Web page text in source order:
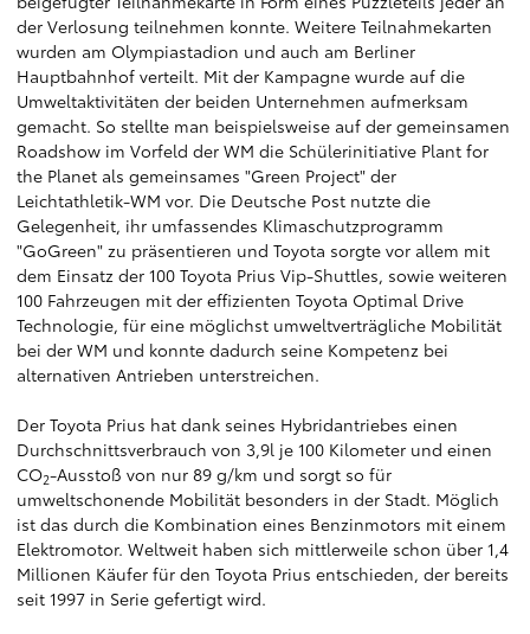
der Verlosung teilnehmen konnte. Weitere Teilnahmekarten
wurden am Olympiastadion und auch am Berliner
Hauptbahnhof verteilt. Mit der Kampagne wurde auf die
Umweltaktivitäten der beiden Unternehmen aufmerksam
gemacht. So stellte man beispielsweise auf der gemeinsamen
Roadshow im Vorfeld der WM die Schülerinitiative Plant for
the Planet als gemeinsames "Green Project" der
Leichtathletik-WM vor. Die Deutsche Post nutzte die
Gelegenheit, ihr umfassendes Klimaschutzprogramm
"GoGreen" zu präsentieren und Toyota sorgte vor allem mit
dem Einsatz der 100 Toyota Prius Vip-Shuttles, sowie weiteren
100 Fahrzeugen mit der effizienten Toyota Optimal Drive
Technologie, für eine möglichst umweltverträgliche Mobilität
bei der WM und konnte dadurch seine Kompetenz bei
alternativen Antrieben unterstreichen.
Der Toyota Prius hat dank seines Hybridantriebes einen
Durchschnittsverbrauch von 3,9l je 100 Kilometer und einen
CO2-Ausstoß von nur 89 g/km und sorgt so für
umweltschonende Mobilität besonders in der Stadt. Möglich
ist das durch die Kombination eines Benzinmotors mit einem
Elektromotor. Weltweit haben sich mittlerweile schon über 1,4
Millionen Käufer für den Toyota Prius entschieden, der bereits
seit 1997 in Serie gefertigt wird.